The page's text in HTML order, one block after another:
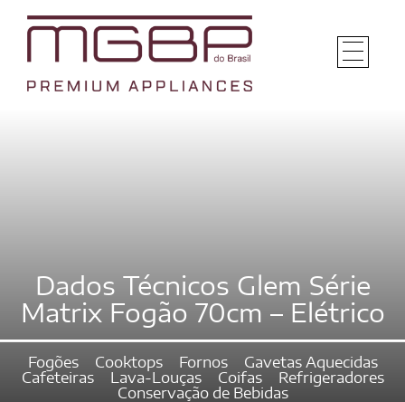
Dados Técnicos Glem Série
Matrix Fogão 70cm – Elétrico
Fogões Cooktops Fornos
Gavetas Aquecidas
Cafeteiras
Lava-Louças Coifas
Refrigeradores
Conservação de Bebidas